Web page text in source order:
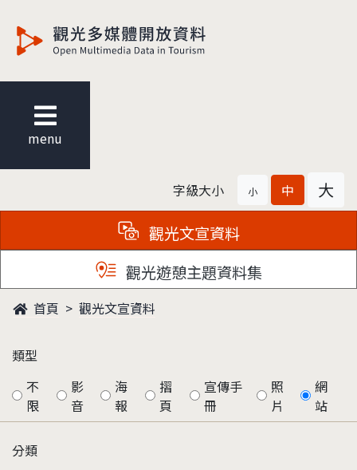
menu
字級大小 小 中 大
觀光文宣資料
觀光遊憩主題資料集
首頁 觀光文宣資料
類型
不
限
影
音
海
報
摺
頁
宣傳手
冊
照
片
網
站
分類